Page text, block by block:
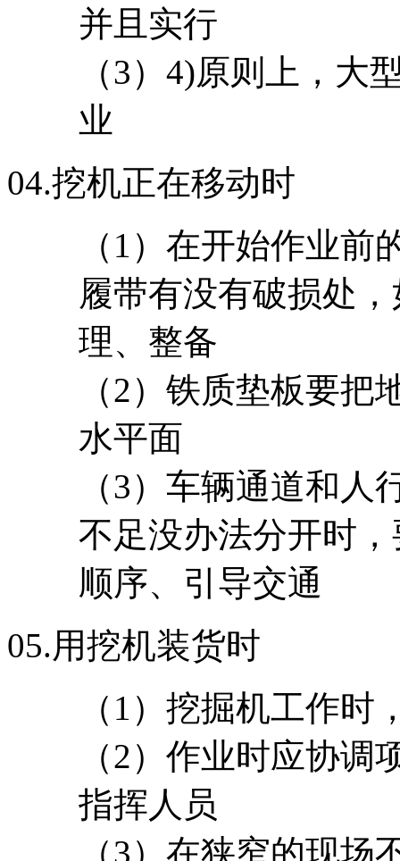
并且实行
（3）4)原则上，大
业
04.挖机正在移动时
（1）在开始作业
履带有没有破损处
理、整备
（2）铁质垫板要
水平面
（3）车辆通道和
不足没办法分开时
顺序、引导交通
05.用挖机装货时
（1）挖掘机工作
（2）作业时应协
指挥人员
（3）在狭窄的现